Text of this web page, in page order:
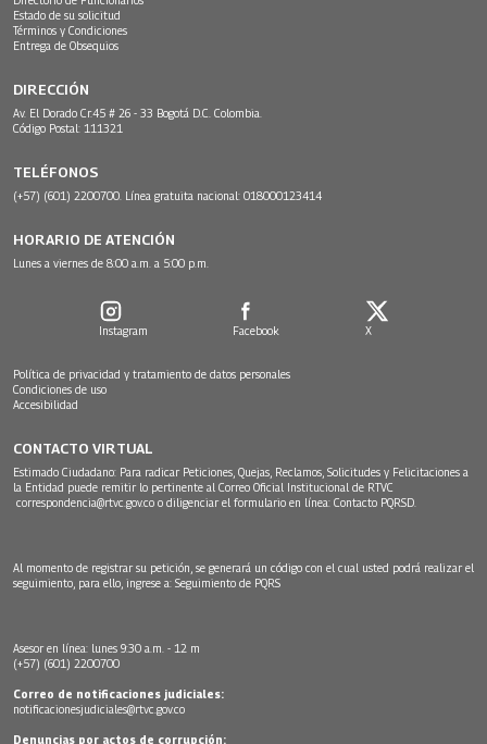
Estado de su solicitud
Términos y Condiciones
Entrega de Obsequios
DIRECCIÓN
Av. El Dorado Cr.45 # 26 - 33 Bogotá D.C. Colombia.
Código Postal: 111321
TELÉFONOS
(+57) (601) 2200700. Línea gratuita nacional: 018000123414
HORARIO DE ATENCIÓN
Lunes a viernes de 8:00 a.m. a 5:00 p.m.
Instagram Facebook X
Política de privacidad y tratamiento de datos personales
Condiciones de uso
Accesibilidad
CONTACTO VIRTUAL
Estimado Ciudadano: Para radicar Peticiones, Quejas, Reclamos, Solicitudes y Felicitaciones a
la Entidad puede remitir lo pertinente al Correo Oficial Institucional de RTVC
correspondencia@rtvc.gov.co o diligenciar el formulario en línea: Contacto PQRSD.
Al momento de registrar su petición, se generará un código con el cual usted podrá realizar el
seguimiento, para ello, ingrese a: Seguimiento de PQRS
Asesor en línea: lunes 9:30 a.m. - 12 m
(+57) (601) 2200700
Correo de notificaciones judiciales:
notificacionesjudiciales@rtvc.gov.co
Denuncias por actos de corrupción: